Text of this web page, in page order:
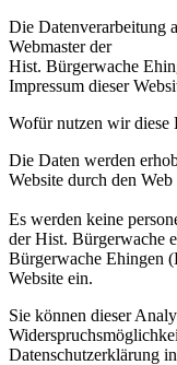
Die Datenverarbeitung
Webmaster der
Hist. Bürgerwache
Impressum dieser
Wofür nutzen wir diese
Die Daten werden
Website durch den
Es werden keine
der Hist. Bürgerwache
Bürgerwache Ehingen
Website ein.
Sie können dieser
Datenschutzerklärung